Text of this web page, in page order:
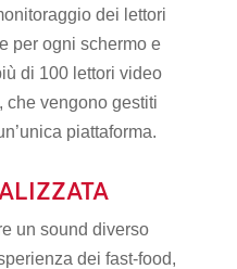
dei lettori
per ogni schermo e
di 100 lettori video
che vengono gestiti
piattaforma.
un sound diverso
dei fast-food,